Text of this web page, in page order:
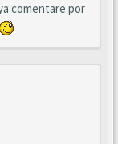
comentare por